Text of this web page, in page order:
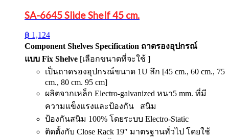
SA-6645 Slide Shelf 45 cm.
฿ 1,124
Component Shelves Specification ถาดรองอุปกรณ์
แบบ Fix Shelve [เลือกขนาดที่จะใช้ ]
เป็นถาดรองอุปกรณ์ขนาด 1U ลึก [45 cm., 60 cm., 75
cm., 80 cm. 95 cm]
ผลิตจากเหล็ก Electro-galvanized หนา5 mm. ที่มี
ความแข็งแรงและป้องกัน สนิม
ป้องกันสนิม 100% โดยระบบ Electro-Static
ติดตั้งกับ Close Rack 19″ มาตรฐานทั่วไป โดยใช้